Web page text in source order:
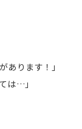
あります！」
は…」